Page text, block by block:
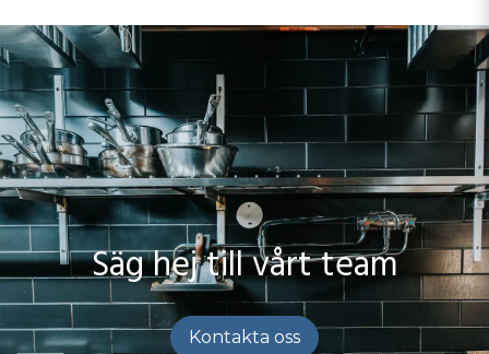
Säg hej till vårt team
Kontakta oss